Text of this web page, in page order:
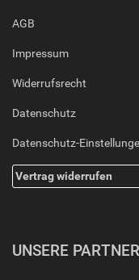
AGB
Impressum
Widerrufsrecht
Datenschutz
Datenschutz-
Vertrag widerrufen
UNSERE PARTNER